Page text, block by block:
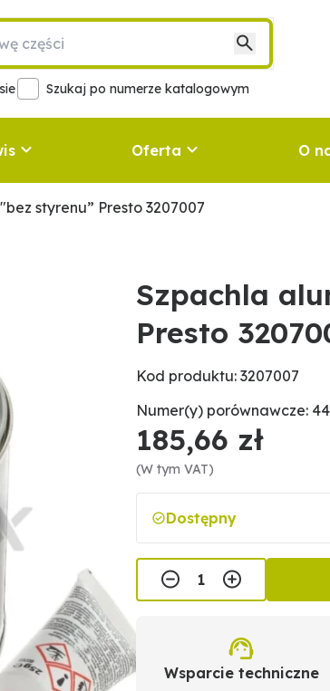
Szukaj po numerze katalogowym
Oferta O
styrenu” Presto 3207007
Szpachla
Presto
Kod produktu: 3207007
Numer(y) porównawcze:
185,66 zł
(W tym VAT)
Dostępny
Wsparcie techniczne